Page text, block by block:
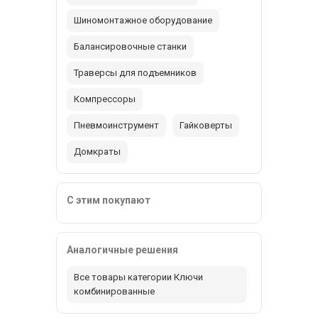
Шиномонтажное оборудование
Балансировочные станки
Траверсы для подъемников
Компрессоры
Пневмоинструмент Гайковерты
Домкраты
С этим покупают
Аналогичные решения
Все товары категории Ключи
комбинированные